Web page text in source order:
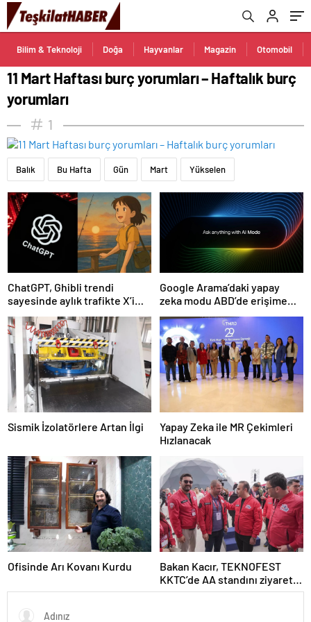
Bilim & Teknoloji Doğa Hayvanlar Magazin Otomobil
11 Mart Haftası burç yorumları – Haftalık burç
yorumları
1
Balık Bu Hafta Gün Mart Yükselen
ChatGPT, Ghibli trendi
sayesinde aylık trafikte X’i
geçti
Google Arama’daki yapay
zeka modu ABD’de erişime
açıldı
Sismik İzolatörlere Artan İlgi
Yapay Zeka ile MR Çekimleri
Hızlanacak
Ofisinde Arı Kovanı Kurdu
Bakan Kacır, TEKNOFEST
KKTC’de AA standını ziyaret
etti Açıklaması